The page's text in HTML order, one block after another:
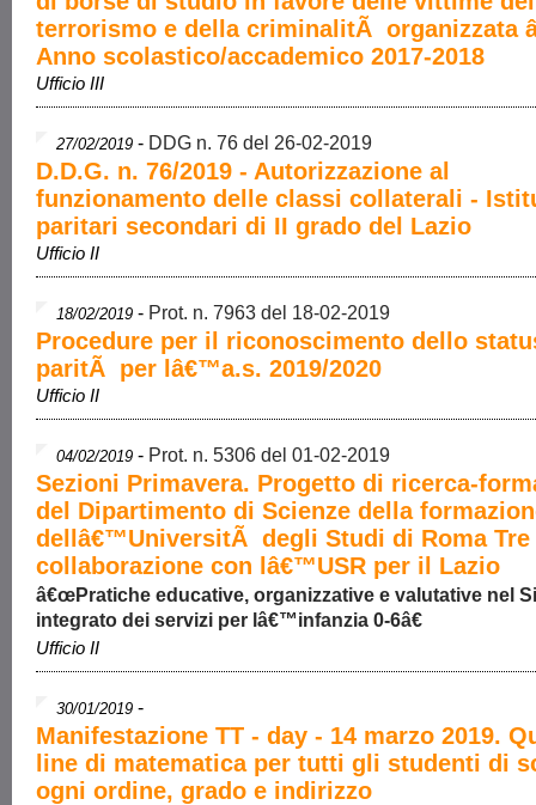
terrorismo e della criminalitÃ organizzata
Anno scolastico/accademico 2017-2018
Ufficio III
27/02/2019 - DDG n. 76 del 26-02-2019
D.D.G. n. 76/2019 - Autorizzazione al
funzionamento delle classi collaterali -
paritari secondari di II grado del Lazio
Ufficio II
18/02/2019 - Prot. n. 7963 del 18-02-2019
Procedure per il riconoscimento dello
paritÃ per lâ€™a.s. 2019/2020
Ufficio II
04/02/2019 - Prot. n. 5306 del 01-02-2019
Sezioni Primavera. Progetto di ricerca-
del Dipartimento di Scienze della
dellâ€™UniversitÃ degli Studi di Roma Tre
collaborazione con lâ€™USR per il Lazio
â€œPratiche educative, organizzative e valutative nel
integrato dei servizi per lâ€™infanzia 0-6â€
Ufficio II
30/01/2019 -
Manifestazione TT - day - 14 marzo 2019.
line di matematica per tutti gli studenti di
ogni ordine, grado e indirizzo